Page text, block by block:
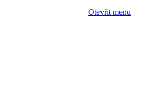
Otevřít menu